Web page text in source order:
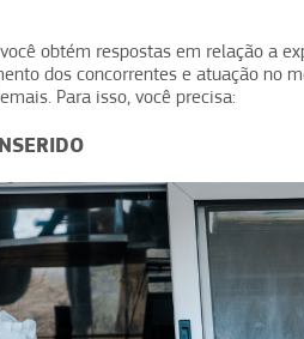
obtém respostas em relação a
dos concorrentes e atuação no
Para isso, você precisa: